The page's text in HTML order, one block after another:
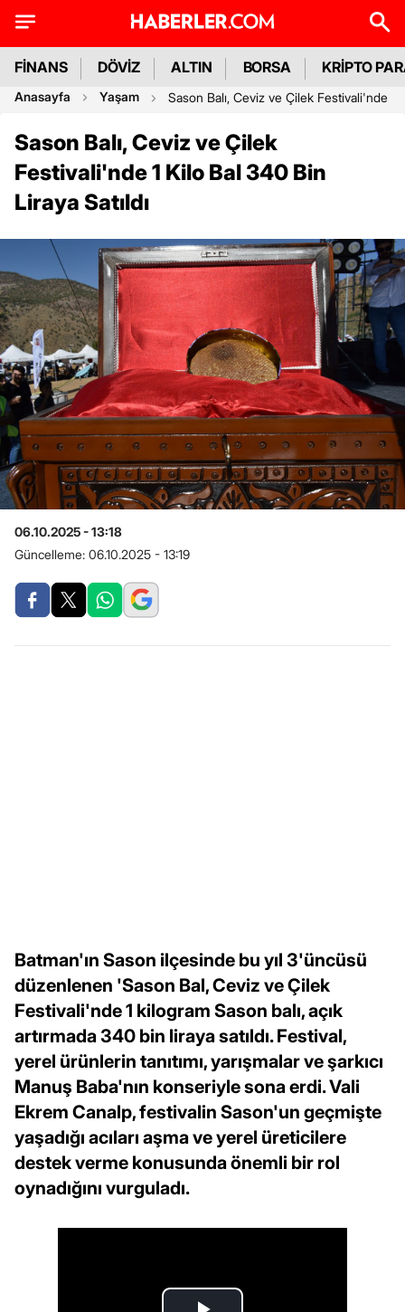
FİNANS DÖVİZ ALTIN BORSA KRİPTO
Anasayfa Yaşam Sason Balı, Ceviz ve Çilek Festivali'nde 1
Sason Balı, Ceviz ve Çilek
Festivali'nde 1 Kilo Bal 340 Bin
Liraya Satıldı
06.10.2025 - 13:18
Güncelleme: 06.10.2025 - 13:19
Batman'ın Sason ilçesinde bu yıl 3'üncüsü
düzenlenen 'Sason Bal, Ceviz ve Çilek
Festivali'nde 1 kilogram Sason balı, açık
artırmada 340 bin liraya satıldı. Festival,
yerel ürünlerin tanıtımı, yarışmalar ve şarkıcı
Manuş Baba'nın konseriyle sona erdi. Vali
Ekrem Canalp, festivalin Sason'un geçmişte
yaşadığı acıları aşma ve yerel üreticilere
destek verme konusunda önemli bir rol
oynadığını vurguladı.